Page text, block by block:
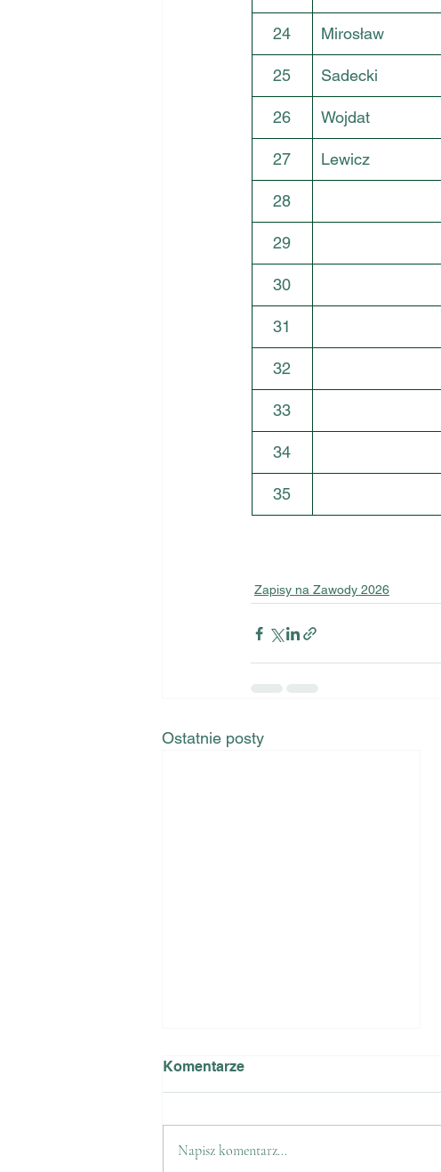
24 Mirosław
25 Sadecki
26 Wojdat
27 Lewicz
28
29
30
31
32
33
34
35
Zapisy na Zawody 2026
Ostatnie posty
Komentarze
Napisz komentarz...